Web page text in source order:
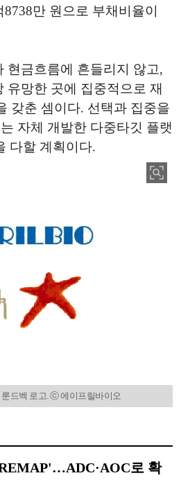
만 원으로 부채비율이
현금흐름에 흔들리지 않고,
유망한 곳에 집중적으로 재
갖춘 셈이다. 선택과 집중을
자체 개발한 다중타깃 플랫
다할 계획이다.
드벡 로고. ⓒ 에이프릴바이오
로 확